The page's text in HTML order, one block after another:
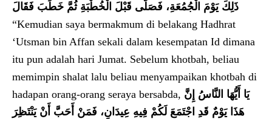
ذَلِكَ يَوْمَ الْجُمُعَةِ، فَصَلَّى قَبْلَ الْخُطْبَةِ ثُمَّ خَطَبَ فَقَالَ
“Kemudian saya bermakmum di belakang Hadhrat
‘Utsman bin Affan sekali dalam kesempatan Id dimana
itu pun adalah hari Jumat. Sebelum khotbah, beliau
memimpin shalat lalu beliau menyampaikan khotbah di
hadapan orang-orang seraya bersabda, يَا أَيُّهَا النَّاسُ إِنَّ
هَذَا يَوْمٌ قَدِ اجْتَمَعَ لَكُمْ فِيهِ عِيدَانِ، فَمَنْ أَحَبَّ أَنْ يَنْتَظِرَ